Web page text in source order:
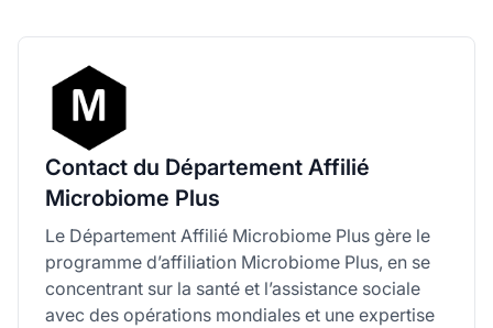
Contact du Département Affilié
Microbiome Plus
Le Département Affilié Microbiome Plus gère le
programme d’affiliation Microbiome Plus, en se
concentrant sur la santé et l’assistance sociale
avec des opérations mondiales et une expertise